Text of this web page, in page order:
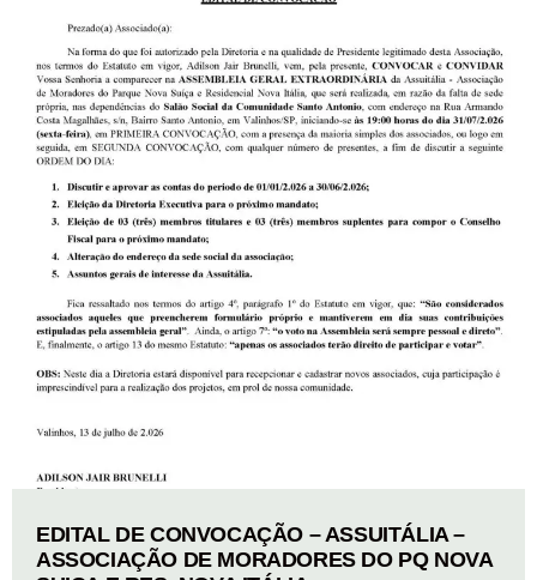
EDITAL DE CONVOCAÇÃO – ASSUITÁLIA –
ASSOCIAÇÃO DE MORADORES DO PQ NOVA